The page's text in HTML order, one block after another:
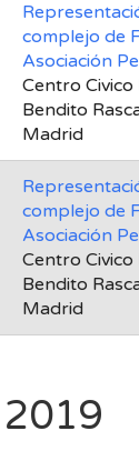
complejo de
Asociación
Centro
Bendito
Madrid
complejo de
Asociación
Centro
Bendito
Madrid